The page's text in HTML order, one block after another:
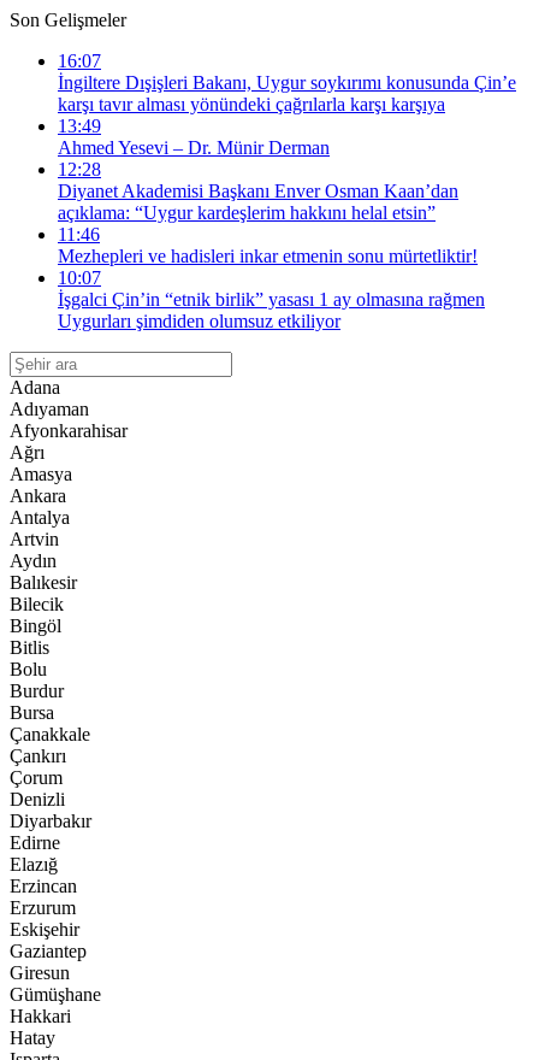
Son Gelişmeler
16:07
İngiltere Dışişleri Bakanı, Uygur soykırımı konusunda Çin’e
karşı tavır alması yönündeki çağrılarla karşı karşıya
13:49
Ahmed Yesevi – Dr. Münir Derman
12:28
Diyanet Akademisi Başkanı Enver Osman Kaan’dan
açıklama: “Uygur kardeşlerim hakkını helal etsin”
11:46
Mezhepleri ve hadisleri inkar etmenin sonu mürtetliktir!
10:07
İşgalci Çin’in “etnik birlik” yasası 1 ay olmasına rağmen
Uygurları şimdiden olumsuz etkiliyor
Adana
Adıyaman
Afyonkarahisar
Ağrı
Amasya
Ankara
Antalya
Artvin
Aydın
Balıkesir
Bilecik
Bingöl
Bitlis
Bolu
Burdur
Bursa
Çanakkale
Çankırı
Çorum
Denizli
Diyarbakır
Edirne
Elazığ
Erzincan
Erzurum
Eskişehir
Gaziantep
Giresun
Gümüşhane
Hakkari
Hatay